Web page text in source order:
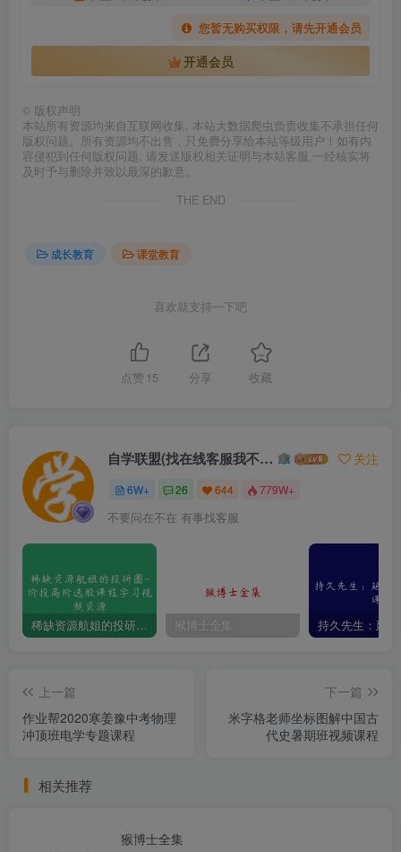
您暂无购买权限，请先开通会员
开通会员
© 版权声明
本站所有资源均来自互联网收集, 本站大数据爬虫负责收集不承担任何
版权问题。所有资源均不出售，只免费分享给本站等级用户！如有内
容侵犯到任何版权问题, 请发送版权相关证明与本站客服,一经核实将
及时予与删除并致以最深的歉意。
THE END
成长教育 课堂教育
喜欢就支持一下吧
点赞 15 分享 收藏
自学联盟(找在线客服我不回信息的) 关注
6W+ 26 644 779W+
不要问在不在 有事找客服
稀缺资源航姐的投研圈-价投高阶选股课程学习视频资源 猴博士全集
上一篇
作业帮2020寒姜豫中考物理
冲顶班电学专题课程
下一篇
米字格老师坐标图解中国古
代史暑期班视频课程
相关推荐
猴博士全集